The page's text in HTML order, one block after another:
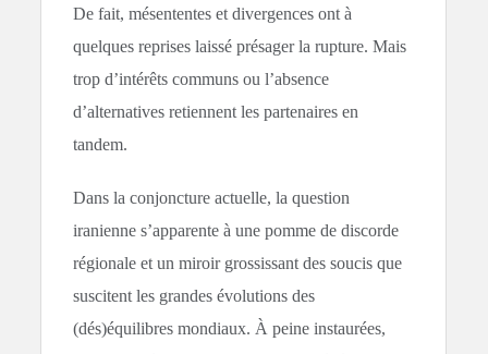
De fait, mésententes et divergences ont à
quelques reprises laissé présager la rupture. Mais
trop d’intérêts communs ou l’absence
d’alternatives retiennent les partenaires en
tandem.
Dans la conjoncture actuelle, la question
iranienne s’apparente à une pomme de discorde
régionale et un miroir grossissant des soucis que
suscitent les grandes évolutions des
(dés)équilibres mondiaux. À peine instaurées,